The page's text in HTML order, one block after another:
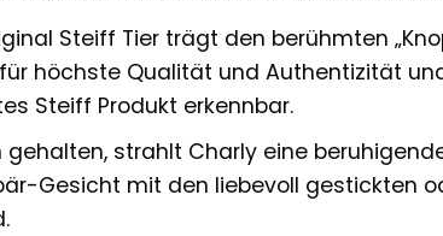
Steiff Tier trägt den berühmten
höchste Qualität und Authentizität
Steiff Produkt erkennbar.
strahlt Charly eine
Gesicht mit den liebevoll gestickten